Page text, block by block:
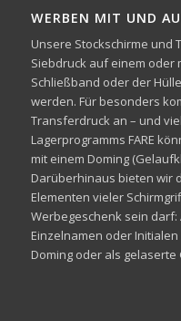
WERBEN MIT UND
Unsere Stockschirme und
Siebdruck auf einem oder
Schließband oder der
werden. Für besonders
Transferdruck an – und
Lagerprogramms FARE
mit einem Doming
Darüberhinaus bieten wir
Elementen vieler
Werbegeschenk sein darf:
Einzelnamen oder
Doming oder als